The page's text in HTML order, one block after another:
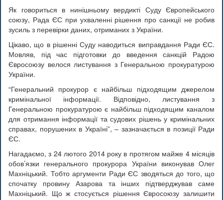
Як говориться в нинішньому вердикті Суду Європейського
союзу, Рада ЄС при ухваленні рішення про санкції не робив
зусиль з перевірки даних, отриманих з України.
Цікаво, що в рішенні Суду наводиться виправдання Ради ЄС.
Мовляв, під час підготовки до введення санкцій Радою
Євросоюзу велося листування з Генеральною прокуратурою
України.
“Генеральний прокурор є найбільш підходящим джерелом
кримінальної інформації. Відповідно, листування з
Генеральною прокуратурою є найбільш підходящим каналом
для отримання інформації та судових рішень у кримінальних
справах, порушених в Україні”, – зазначається в позиції Ради
ЄС.
Нагадаємо, з 24 лютого 2014 року в протягом майже 4 місяців
обов’язки генерального прокурора України виконував Олег
Махніцький. Тобто аргументи Ради ЄС зводяться до того, що
спочатку провину Азарова та інших підтверджував саме
Махніцький. Що ж стосується рішення Євросоюзу залишити